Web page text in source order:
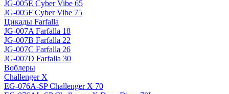
JG-005E Cyber Vibe 65
JG-005F Cyber Vibe 75
Цикады Farfalla
JG-007A Farfalla 18
JG-007B Farfalla 22
JG-007C Farfalla 26
JG-007D Farfalla 30
Воблеры
Challenger X
EG-076A-SP Challenger X 70